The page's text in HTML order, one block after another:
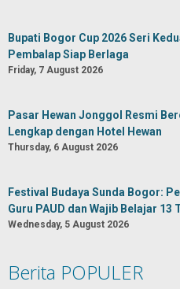
Bupati Bogor Cup 2026 Seri
Pembalap Siap Berlaga
Friday, 7 August 2026
Pasar Hewan Jonggol Resmi
Lengkap dengan Hotel Hewan
Thursday, 6 August 2026
Festival Budaya Sunda Bogor:
Guru PAUD dan Wajib Belajar 13
Wednesday, 5 August 2026
Berita POPULER